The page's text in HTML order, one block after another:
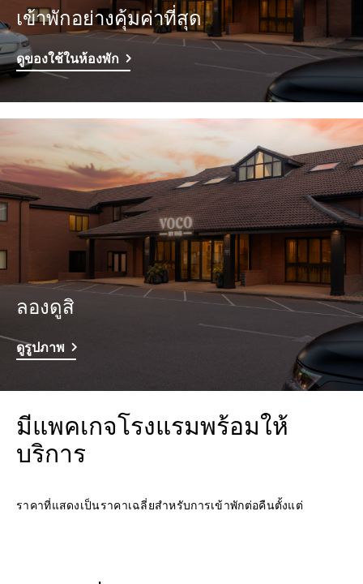
เข้าพักอย่างคุ้มค่าที่สุด
ดูของใช้ในห้องพัก
ลองดูสิ
ดูรูปภาพ
มีแพคเกจโรงแรมพร้อมให้
บริการ
ราคาที่แสดงเป็นราคาเฉลี่ยสำหรับการเข้าพักต่อคืนตั้งแต่